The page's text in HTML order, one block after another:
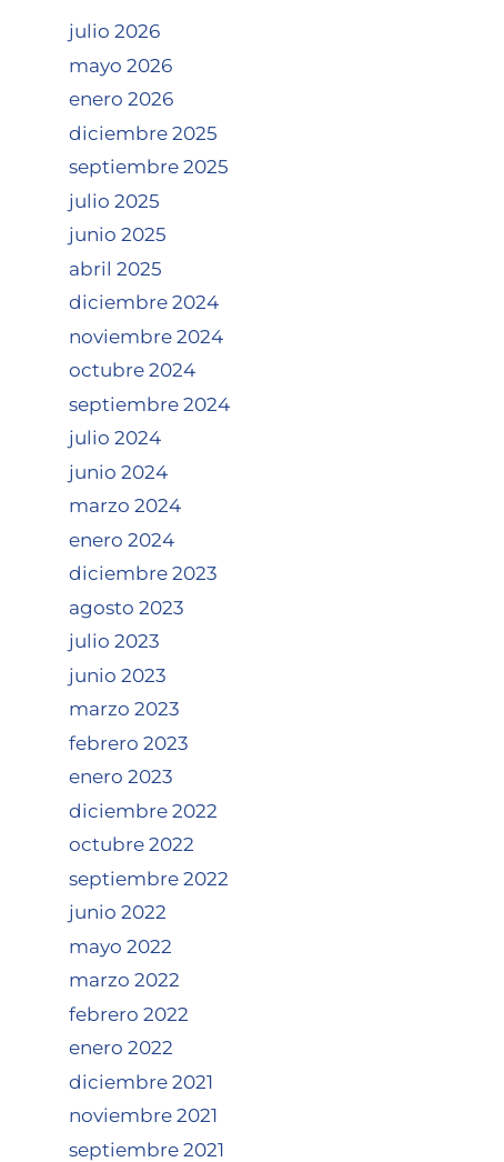
julio 2026
mayo 2026
enero 2026
diciembre 2025
septiembre 2025
julio 2025
junio 2025
abril 2025
diciembre 2024
noviembre 2024
octubre 2024
septiembre 2024
julio 2024
junio 2024
marzo 2024
enero 2024
diciembre 2023
agosto 2023
julio 2023
junio 2023
marzo 2023
febrero 2023
enero 2023
diciembre 2022
octubre 2022
septiembre 2022
junio 2022
mayo 2022
marzo 2022
febrero 2022
enero 2022
diciembre 2021
noviembre 2021
septiembre 2021